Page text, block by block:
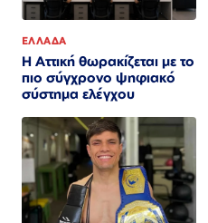
ΕΛΛΑΔΑ
Η Αττική θωρακίζεται με το
πιο σύγχρονο ψηφιακό
σύστημα ελέγχου